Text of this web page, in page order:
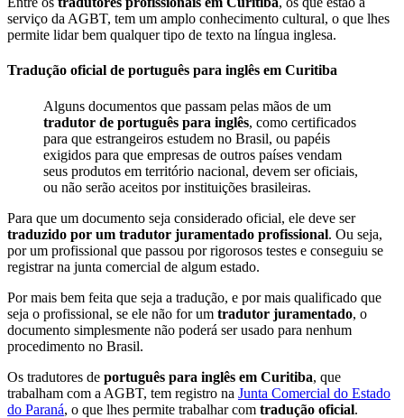
serviço da AGBT, tem um amplo conhecimento cultural, o que lhes
permite lidar bem qualquer tipo de texto na língua inglesa.
Tradução oficial de português para inglês em Curitiba
Alguns documentos que passam pelas mãos de um
tradutor de português para inglês, como certificados
para que estrangeiros estudem no Brasil, ou papéis
exigidos para que empresas de outros países vendam
seus produtos em território nacional, devem ser oficiais,
ou não serão aceitos por instituições brasileiras.
Para que um documento seja considerado oficial, ele deve ser
traduzido por um tradutor juramentado profissional. Ou seja,
por um profissional que passou por rigorosos testes e conseguiu se
registrar na junta comercial de algum estado.
Por mais bem feita que seja a tradução, e por mais qualificado que
seja o profissional, se ele não for um tradutor juramentado, o
documento simplesmente não poderá ser usado para nenhum
procedimento no Brasil.
Os tradutores de português para inglês em Curitiba, que
trabalham com a AGBT, tem registro na Junta Comercial do Estado
do Paraná, o que lhes permite trabalhar com tradução oficial.